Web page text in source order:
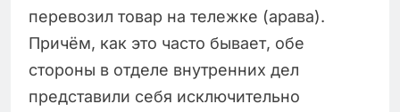
перевозил товар на тележке (арава).
Причём, как это часто бывает, обе
стороны в отделе внутренних дел
представили себя исключительно